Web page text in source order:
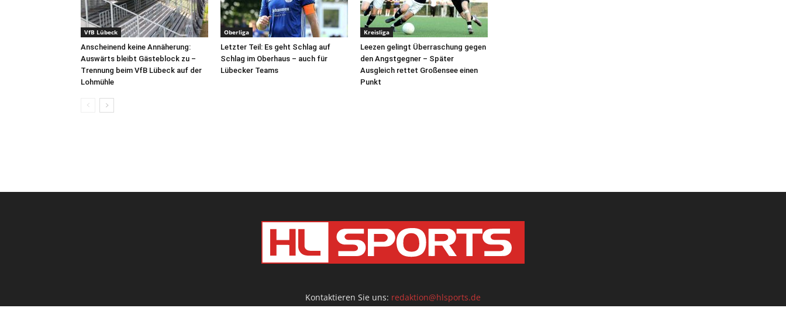
VfB Lübeck
Anscheinend keine Annäherung:
Auswärts bleibt Gästeblock zu –
Trennung beim VfB Lübeck auf der
Lohmühle
Oberliga
Letzter Teil: Es geht Schlag auf
Schlag im Oberhaus – auch für
Lübecker Teams
Kreisliga
Leezen gelingt Überraschung gegen
den Angstgegner – Später
Ausgleich rettet Großensee einen
Punkt
Kontaktieren Sie uns: redaktion@hlsports.de